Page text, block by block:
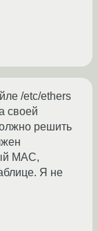
/etc/ethers
своей
решить
МАС,
Я не